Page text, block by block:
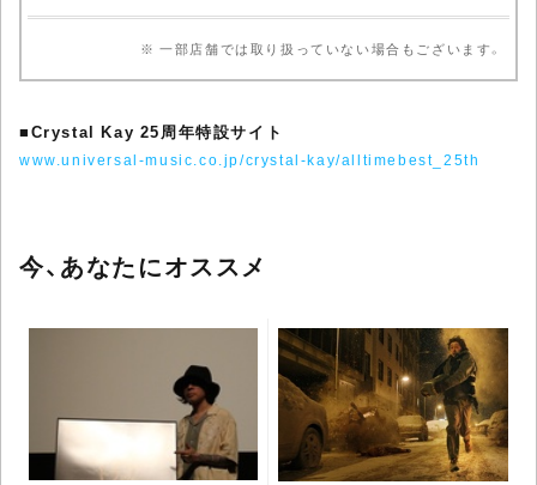
※ 一部店舗では取り扱っていない場合もございます。
■Crystal Kay 25周年特設サイト
www.universal-music.co.jp/crystal-kay/alltimebest_25th
今、あなたにオススメ